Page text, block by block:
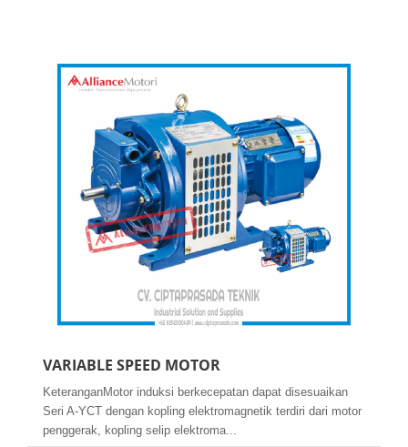
VARIABLE SPEED MOTOR
KeteranganMotor induksi berkecepatan dapat disesuaikan
Seri A-YCT dengan kopling elektromagnetik terdiri dari motor
penggerak, kopling selip elektroma...